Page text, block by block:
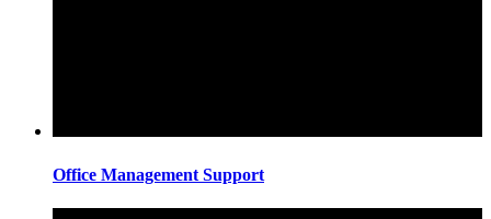
Office Management Support